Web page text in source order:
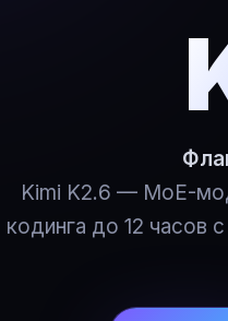
Kimi K2.6 — MoE-
кодинга до 12 часов